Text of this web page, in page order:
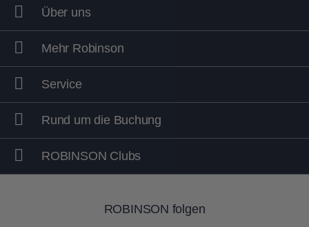
Über uns
Mehr Robinson
Service
Rund um die Buchung
ROBINSON Clubs
ROBINSON folgen